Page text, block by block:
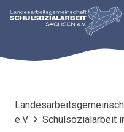
e.V.
Schulsozialarbeit